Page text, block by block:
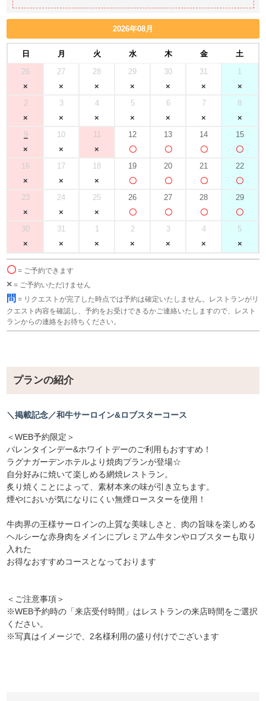
2026年08月
日 月 火 水 木 金
土
26
27 28 29 30 31 1
2 3 4 5 6 7 8
9 10 11 12 13 14 15
16 17 18 19 20 21 22
23 24 25 26 27 28 29
30 31 1 2 3 4 5
〇 = ご予約できます
× = ご予約いただけません
問 = リクエストが完了した時点では予約は確定いたしません。レストランがリ
クエスト内容を確認し、予約をお受けできるかご連絡いたしますので、レスト
ランからの連絡をお待ちください。
プランの紹介
＼掲載記念／和牛サーロイン&ロブスターコース
＜WEB予約限定＞
バレンタインデー&ホワイトデーのご利用もおすすめ！
ラグナガーデンホテルより焼肉プランが登場☆
自分好みに焼いて楽しめる網焼レストラン。
炙り焼くことによって、素材本来の味が引き立ちます。
煙やにおいが気になりにくい無煙ロースターを使用！
牛肉界の王様サーロインの上質な美味しさと、肉の旨味を楽しめる
ヘルシーな赤身肉をメインにプレミアム牛タンやロブスターも取り
入れた
お得なおすすめコースとなっております
＜ご注意事項＞
※WEB予約時の「来店受付時間」はレストランの来店時間をご選択
ください。
※写真はイメージで、2名様利用の盛り付けでございます